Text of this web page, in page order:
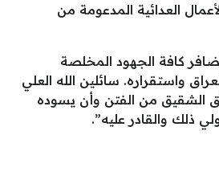
العدائية المدعومة من
كافة الجهود المخلصة
واستقراره. سائلين الله العلي
الشقيق من الفتن وأن يسوده
ذلك والقادر عليه”.